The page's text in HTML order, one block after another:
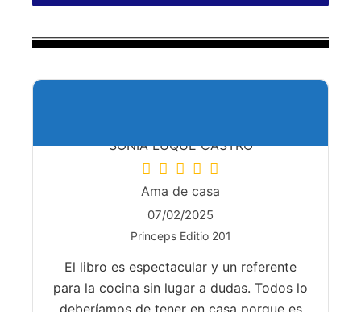
SONIA LUQUE CASTRO
Ama de casa
07/02/2025
Princeps Editio 201
El libro es espectacular y un referente
para la cocina sin lugar a dudas. Todos lo
deberíamos de tener en casa porque es